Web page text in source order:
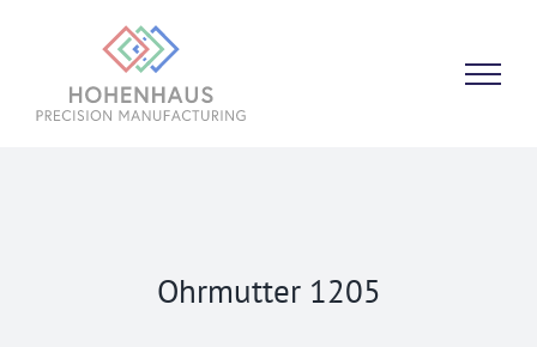
springen
Ohrmutter 1205